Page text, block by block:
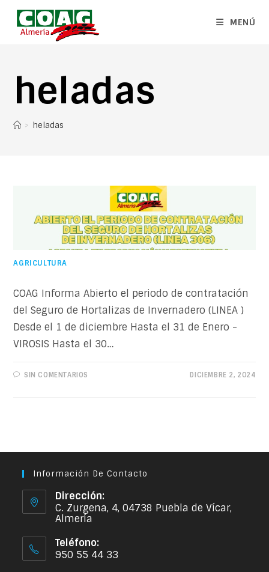
MENÚ
heladas
> heladas
AGRICULTURA
COAG Informa Abierto el periodo de contratación
del Seguro de Hortalizas de Invernadero (LINEA )
Desde el 1 de diciembre Hasta el 31 de Enero -
VIROSIS Hasta el 30…
SIN COMENTARIOS DICIEMBRE 2, 2024
Información De Contacto
Dirección:
C. Zurgena, 4, 04738 Puebla de Vícar,
Almería
Teléfono:
950 55 44 33